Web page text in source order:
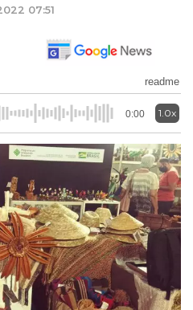
07:51
readme
0:00 1.0x